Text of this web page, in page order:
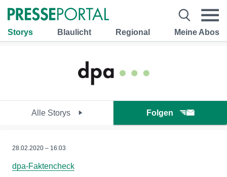
Storys Blaulicht Regional Meine Abos
Alle Storys Folgen
28.02.2020 – 16:03
dpa-Faktencheck